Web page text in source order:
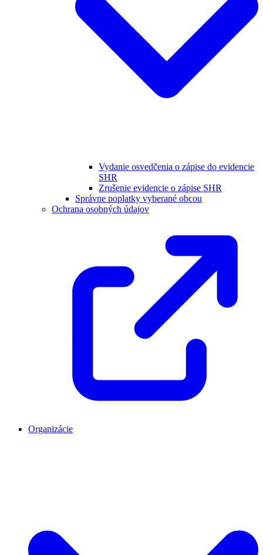
Vydanie osvedčenia o zápise do evidencie
SHR
Zrušenie evidencie o zápise SHR
Správne poplatky vyberané obcou
Ochrana osobných údajov
Organizácie